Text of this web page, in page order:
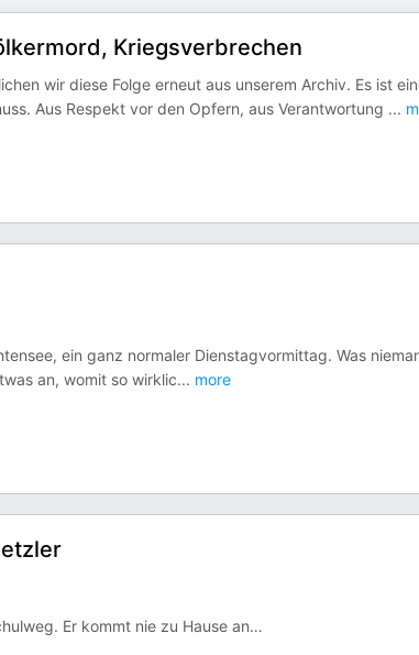
Kriegsverbrechen
wir diese Folge erneut aus unserem Archiv. Es ist
Aus Respekt vor den Opfern, aus Verantwortung ...
ein ganz normaler Dienstagvormittag. Was
an, womit so wirklic... more
Er kommt nie zu Hause an…